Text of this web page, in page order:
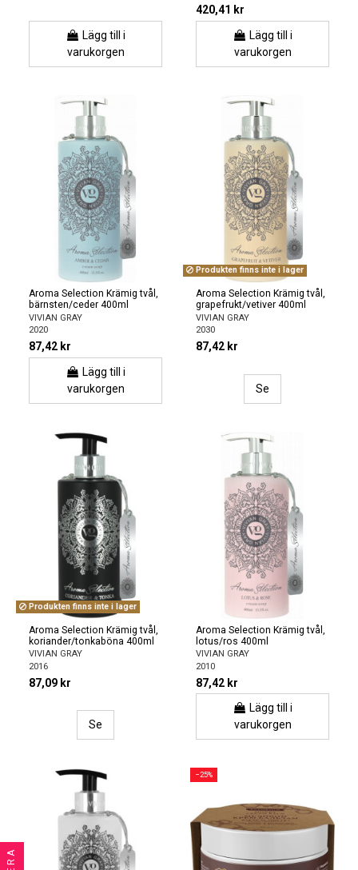
Lägg till i
varukorgen
420,41 kr
Lägg till i
varukorgen
Aroma Selection Krämig tvål,
bärnsten/ceder 400ml
VIVIAN GRAY
2020
87,42 kr
Lägg till i
varukorgen
Produkten finns inte i lager
Aroma Selection Krämig tvål,
grapefrukt/vetiver 400ml
VIVIAN GRAY
2030
87,42 kr
Se
Produkten finns inte i lager
Aroma Selection Krämig tvål,
koriander/tonkaböna 400ml
VIVIAN GRAY
2016
87,09 kr
Se
Aroma Selection Krämig tvål,
lotus/ros 400ml
VIVIAN GRAY
2010
87,42 kr
Lägg till i
varukorgen
−25%